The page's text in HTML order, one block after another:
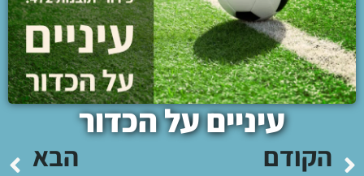
עיניים על הכדור
הקודם הבא